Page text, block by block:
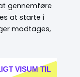
gennemføre
at starte i
modtages,
VISUM TIL